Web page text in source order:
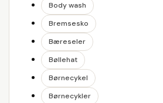
Body wash
Bremsesko
Bæreseler
Bøllehat
Børnecykel
Børnecykler